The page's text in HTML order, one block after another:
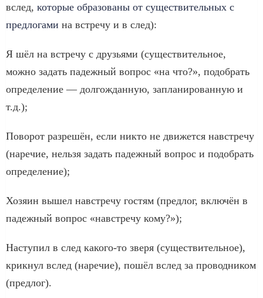
вслед, которые образованы от существительных с
предлогами на встречу и в след):
Я шёл на встречу с друзьями (существительное,
можно задать падежный вопрос «на что?», подобрать
определение — долгожданную, запланированную и
т.д.);
Поворот разрешён, если никто не движется навстречу
(наречие, нельзя задать падежный вопрос и подобрать
определение);
Хозяин вышел навстречу гостям (предлог, включён в
падежный вопрос «навстречу кому?»);
Наступил в след какого-то зверя (существительное),
крикнул вслед (наречие), пошёл вслед за проводником
(предлог).